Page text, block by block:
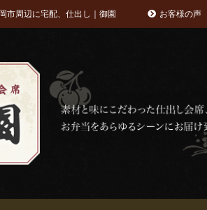
市周辺に宅配、仕出し｜御園 お客様の声